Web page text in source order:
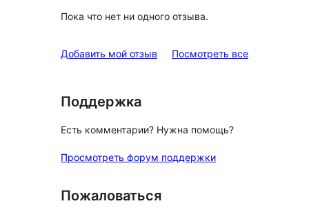
Пока что нет ни одного отзыва.
Добавить мой отзыв Посмотреть всеотзывы
Поддержка
Есть комментарии? Нужна помощь?
Просмотреть форум поддержки
Пожаловаться